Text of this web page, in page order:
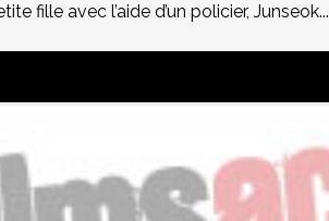
fille avec l’aide d’un policier, Junseok...